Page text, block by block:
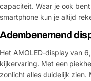
capaciteit. Waar je ook
smartphone kun je altijd
Adembenemend
Het AMOLED-display van
kijkervaring. Met een
zonlicht alles duidelijk zien.